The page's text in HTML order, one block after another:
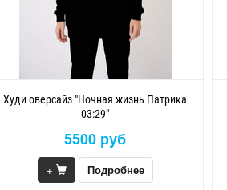
Худи оверсайз "Ночная жизнь Патрика
03:29"
5500 руб
+ Подробнее